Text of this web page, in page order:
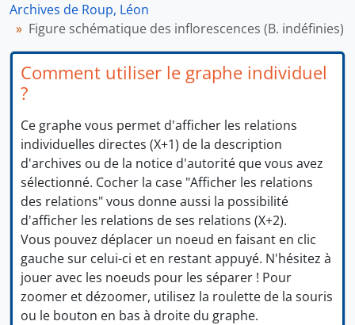
Archives de Roup, Léon
Figure schématique des inflorescences (B. indéfinies)
Comment utiliser le graphe individuel
?
Ce graphe vous permet d'afficher les relations
individuelles directes (X+1) de la description
d'archives ou de la notice d'autorité que vous avez
sélectionné. Cocher la case "Afficher les relations
des relations" vous donne aussi la possibilité
d'afficher les relations de ses relations (X+2).
Vous pouvez déplacer un noeud en faisant en clic
gauche sur celui-ci et en restant appuyé. N'hésitez à
jouer avec les noeuds pour les séparer ! Pour
zoomer et dézoomer, utilisez la roulette de la souris
ou le bouton en bas à droite du graphe.